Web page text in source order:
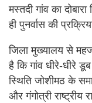
मस्तदी गांव का
ही पुनर्वास की
जिला मुख्यालय से
है कि गांव धीरे-धीरे
स्थिति जोशीमठ के
और गंगोत्री राष्ट्रीय